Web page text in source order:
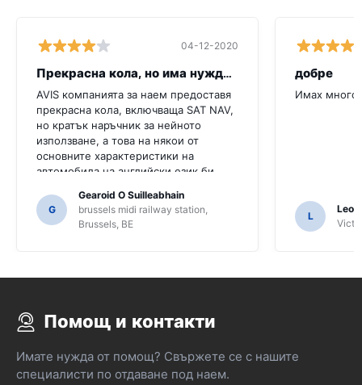
04-12-2020
Прекрасна кола, но има нужда от повече
AVIS компанията за наем предоставя
прекрасна кола, включваща SAT NAV,
но кратък наръчник за нейното
използване, а това на някои от
основните характеристики на
автомобила на английски език би
Трябваше да попитаме няколко
местни жители за ориентиране и
само за това, че може би не сме
G
Gearoid O Suilleabhain
brussels midi railway station,
Brussels, BE
добре
Имах много
L
Помощ и контакти
Имате нужда от помощ? Свържете се с нашите
специалисти по отдаване под наем.